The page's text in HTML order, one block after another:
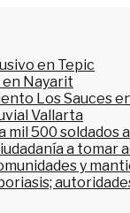
en Tepic
Nayarit
Los Sauces
Vallarta
mil 500 soldados
a
y